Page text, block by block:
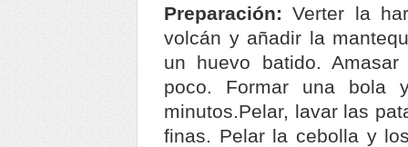
Preparación: Verter la
volcán y añadir la
un huevo batido.
poco. Formar una bola
minutos.Pelar, lavar las
finas. Pelar la cebolla y